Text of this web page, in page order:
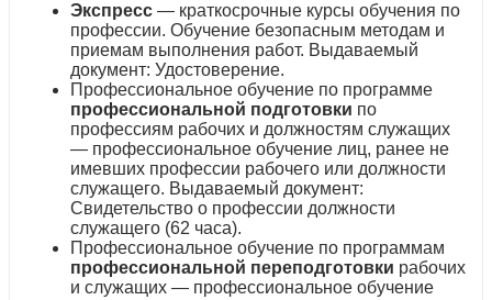
Экспресс — краткосрочные курсы обучения по
профессии. Обучение безопасным методам и
приемам выполнения работ. Выдаваемый
документ: Удостоверение.
Профессиональное обучение по программе
профессиональной подготовки по
профессиям рабочих и должностям служащих
— профессиональное обучение лиц, ранее не
имевших профессии рабочего или должности
служащего. Выдаваемый документ:
Свидетельство о профессии должности
служащего (62 часа).
Профессиональное обучение по программам
профессиональной переподготовки рабочих
и служащих — профессиональное обучение